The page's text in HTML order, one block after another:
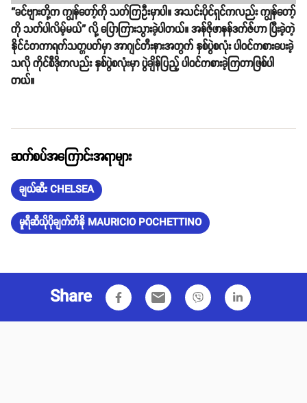
“ခင်ဗျားတို့က ကျွန်တော့်ကို သတ်ကြဦးမှာပါ။ အသင်းပိုင်ရှင်ကလည်း ကျွန်တော့်
ကို သတ်ပါလိမ့်မယ်” လို့ ပြောကြားသွားခဲ့ပါတယ်။ အန်ဇိုဖာနန်ဒက်ဇ်ဟာ ပြီးခဲ့တဲ့
နိုင်ငံတကာ​ရက်သတ္တပတ်မှာ အာဂျင်တီးနားအတွက် နှစ်ပွဲစလုံး ပါဝင်ကစားပေးခဲ့
သလို ကိုင်စီဒိုကလည်း နှစ်ပွဲစလုံးမှာ ပွဲချိန်ပြည့် ပါဝင်ကစားခဲ့ကြတာဖြစ်ပါ
တယ်။
ဆက်စပ်အကြောင်းအရာများ
ချယ်ဆီး CHELSEA
မူရီဆီယိုပိုချက်တီနို MAURICIO POCHETTINO
Share email